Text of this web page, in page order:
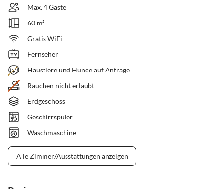
Max. 4 Gäste
60 m²
Gratis WiFi
Fernseher
Haustiere und Hunde auf Anfrage
Rauchen nicht erlaubt
Erdgeschoss
Geschirrspüler
Waschmaschine
Alle Zimmer/Ausstattungen anzeigen